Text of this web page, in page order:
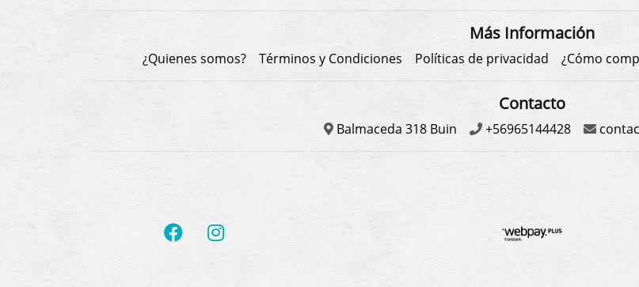
Más Información
¿Quienes somos? Términos y Condiciones Políticas de privacidad ¿Cómo
Contacto
Balmaceda 318 Buin +56965144428